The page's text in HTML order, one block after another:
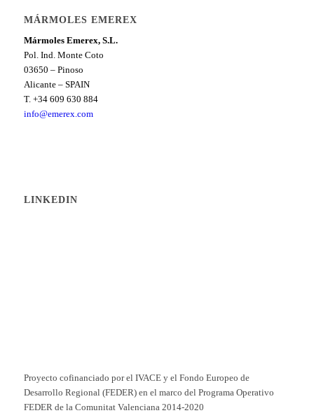
MÁRMOLES EMEREX
Mármoles Emerex, S.L.
Pol. Ind. Monte Coto
03650 – Pinoso
Alicante – SPAIN
T. +34 609 630 884
info@emerex.com
LINKEDIN
Proyecto cofinanciado por el IVACE y el Fondo Europeo de
Desarrollo Regional (FEDER) en el marco del Programa Operativo
FEDER de la Comunitat Valenciana 2014-2020